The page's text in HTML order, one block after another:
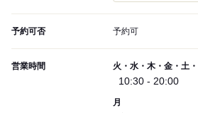
予約可否 予約可
営業時間 火・水・木・金・土・
10:30 - 20:00
月